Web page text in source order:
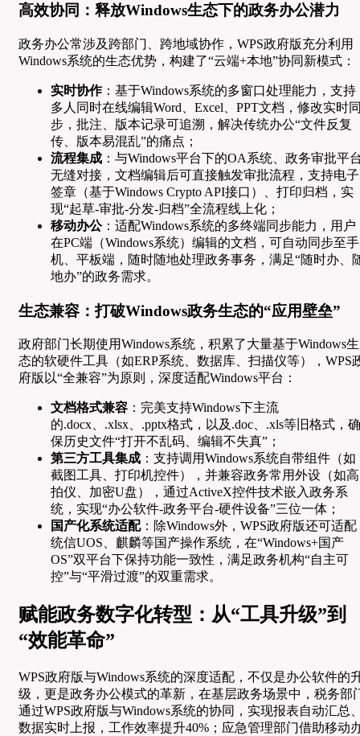
高效协同：释放Windows生态下的政务办公潜力
政务办公常涉及跨部门、跨地域协作，WPS政府版充分利用
Windows系统的生态优势，构建了“云端+本地”协同新模式：
实时协作：基于Windows系统的多窗口处理能力，支持
多人同时在线编辑Word、Excel、PPT文档，修改实时
步，批注、版本记录可追溯，解决传统办公“文件反复
传、版本易混乱”的痛点；
流程集成 ：与Windows平台下的OA系统、政务审批平
无缝对接，文档编辑后可直接触发审批流程，支持电子
签章（基于Windows Crypto API接口）、打印归档，实
现“起草-审批-分发-归档”全流程线上化；
移动办公：适配Windows系统的多终端同步能力，用户
在PC端（Windows系统）编辑的文档，可自动同步至手
机、平板端，随时随地处理政务事务，满足“随时办、
地办”的政务需求。
生态兼容：打破Windows政务生态的“应用壁垒”
政府部门长期使用Windows系统，积累了大量基于Windows生
态的软硬件工具（如ERP系统、数据库、扫描仪等），WPS
府版以“全兼容”为原则，深度适配Windows平台：
文档格式兼容 ：完美支持Windows下主流
的.docx、.xlsx、.pptx格式，以及.doc、.xls等旧格式，确
保历史文件“打开不乱码、编辑不失真”；
第三方工具集成 ：支持调用Windows系统自带组件（如
截图工具、打印机控件），并兼容政务常用外设（如高
拍仪、加密U盘），通过ActiveX控件技术嵌入政务系
统，实现“办公软件-政务平台-硬件设备”三位一体；
国产化系统适配：除Windows外，WPS政府版还可适配
统信UOS、麒麟等国产操作系统，在“Windows+国产
OS”双平台下保持功能一致性，满足政务机构“自主可
控”与“平滑过渡”的双重需求。
赋能政务数字化转型：从“工具升级”到
“效能革命”
WPS政府版与Windows系统的深度适配，不仅是办公软件的
级，更是政务办公模式的革新，在基层政务场景中，税务部
通过WPS政府版与Windows系统的协同，实现报表自动汇总
数据实时上报，工作效率提升40%；应急管理部门借助移动